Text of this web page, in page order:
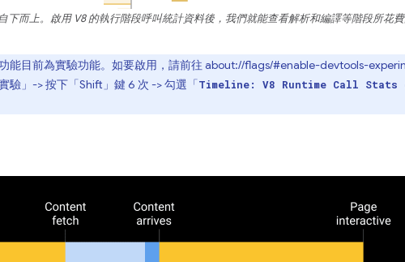
下而上。啟用 V8 的執行階段呼叫統計資料後，我們就能查看解析和編譯等階段所花
能目前為實驗功能。如要啟用，請前往 about://flags/#enable-devtools-
驗」-> 按下「Shift」鍵 6 次 -> 勾選「Timeline: V8 Runtime Call Stats